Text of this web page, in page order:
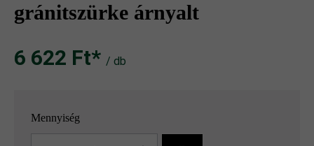
gránitszürke árnyalt
6 622 Ft‎‎‎* / db
Mennyiség